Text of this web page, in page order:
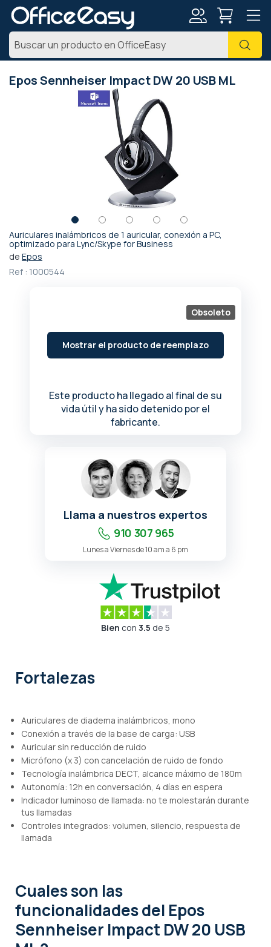
Epos Sennheiser Impact DW 20 USB ML
Auriculares inalámbricos de 1 auricular, conexión a PC,
optimizado para Lync/Skype for Business
de Epos
Ref : 1000544
Obsoleto
Mostrar el producto de reemplazo
Este producto ha llegado al final de su
vida útil y ha sido detenido por el
fabricante.
Saltar
al
comienzo
de
Llama a nuestros expertos
910 307 965
Lunes a Viernes de 10 am a 6 pm
Bien con 3.5 de 5
Fortalezas
Auriculares de diadema inalámbricos, mono
Conexión a través de la base de carga: USB
Auricular sin reducción de ruido
Micrófono (x 3) con cancelación de ruido de fondo
Tecnología inalámbrica DECT, alcance máximo de 180m
Autonomía: 12h en conversación, 4 días en espera
Indicador luminoso de llamada: no te molestarán durante
tus llamadas
Controles integrados: volumen, silencio, respuesta de
llamada
Cuales son las
funcionalidadesdel Epos
Sennheiser Impact DW 20 USB